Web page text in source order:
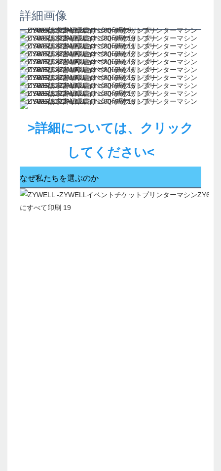
詳細画像
>詳細については、クリック
してください<
なぜ私たちを選ぶのか